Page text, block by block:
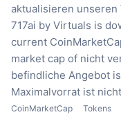
aktualisieren unseren
717ai by Virtuals is
current
market cap of nicht
befindliche Angebot
Maximalvorrat ist
CoinMarketCap Tokens